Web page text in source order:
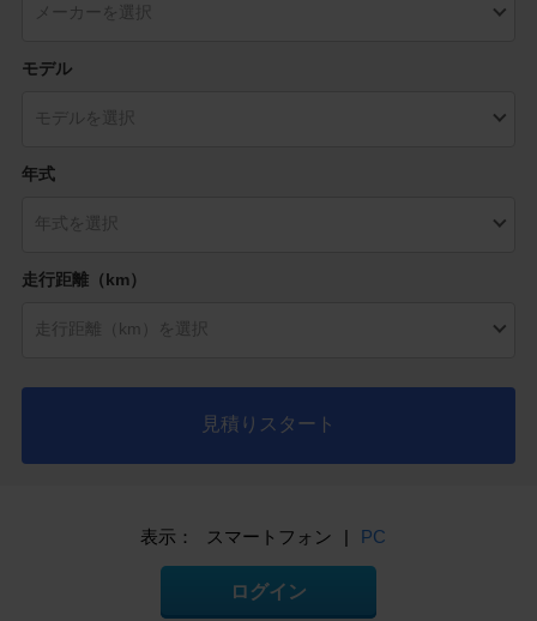
モデル
年式
走行距離（km）
見積りスタート
表示： スマートフォン | PC
ログイン